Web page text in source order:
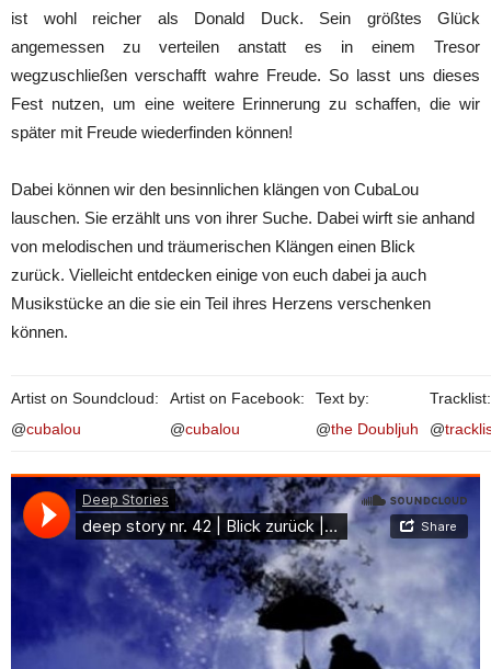
ist wohl reicher als Donald Duck. Sein größtes Glück
angemessen zu verteilen anstatt es in einem Tresor
wegzuschließen verschafft wahre Freude. So lasst uns dieses
Fest nutzen, um eine weitere Erinnerung zu schaffen, die wir
später mit Freude wiederfinden können!
Dabei können wir den besinnlichen klängen von CubaLou
lauschen. Sie erzählt uns von ihrer Suche. Dabei wirft sie anhand
von melodischen und träumerischen Klängen einen Blick
zurück. Vielleicht entdecken einige von euch dabei ja auch
Musikstücke an die sie ein Teil ihres Herzens verschenken
können.
Artist on Soundcloud:
@cubalou
Artist on Facebook:
@cubalou
Text by:
@the Doubljuh
Tracklist:
@